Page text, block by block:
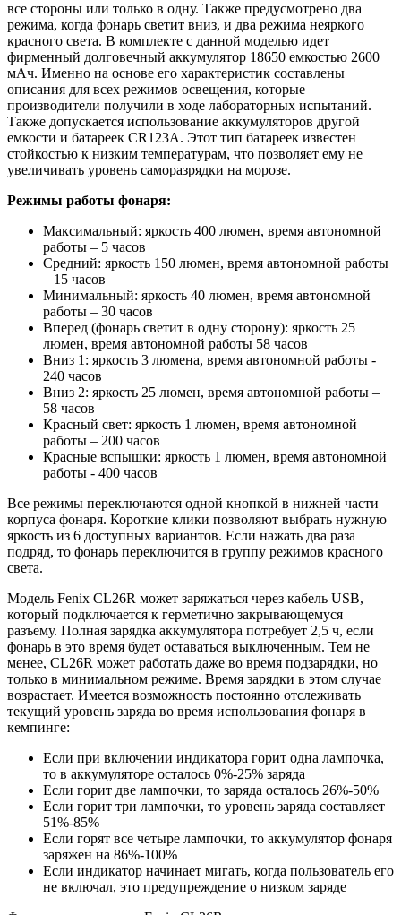
все стороны или только в одну. Также предусмотрено два
режима, когда фонарь светит вниз, и два режима неяркого
красного света. В комплекте с данной моделью идет
фирменный долговечный аккумулятор 18650 емкостью 2600
мАч. Именно на основе его характеристик составлены
описания для всех режимов освещения, которые
производители получили в ходе лабораторных испытаний.
Также допускается использование аккумуляторов другой
емкости и батареек CR123A. Этот тип батареек известен
стойкостью к низким температурам, что позволяет ему не
увеличивать уровень саморазрядки на морозе.
Режимы работы фонаря:
Максимальный: яркость 400 люмен, время автономной
работы – 5 часов
Средний: яркость 150 люмен, время автономной работы
– 15 часов
Минимальный: яркость 40 люмен, время автономной
работы – 30 часов
Вперед (фонарь светит в одну сторону): яркость 25
люмен, время автономной работы 58 часов
Вниз 1: яркость 3 люмена, время автономной работы -
240 часов
Вниз 2: яркость 25 люмен, время автономной работы –
58 часов
Красный свет: яркость 1 люмен, время автономной
работы – 200 часов
Красные вспышки: яркость 1 люмен, время автономной
работы - 400 часов
Все режимы переключаются одной кнопкой в нижней части
корпуса фонаря. Короткие клики позволяют выбрать нужную
яркость из 6 доступных вариантов. Если нажать два раза
подряд, то фонарь переключится в группу режимов красного
света.
Модель Fenix CL26R может заряжаться через кабель USB,
который подключается к герметично закрывающемуся
разъему. Полная зарядка аккумулятора потребует 2,5 ч, если
фонарь в это время будет оставаться выключенным. Тем не
менее, CL26R может работать даже во время подзарядки, но
только в минимальном режиме. Время зарядки в этом случае
возрастает. Имеется возможность постоянно отслеживать
текущий уровень заряда во время использования фонаря в
кемпинге:
Если при включении индикатора горит одна лампочка,
то в аккумуляторе осталось 0%-25% заряда
Если горит две лампочки, то заряда осталось 26%-50%
Если горит три лампочки, то уровень заряда составляет
51%-85%
Если горят все четыре лампочки, то аккумулятор фонаря
заряжен на 86%-100%
Если индикатор начинает мигать, когда пользователь его
не включал, это предупреждение о низком заряде